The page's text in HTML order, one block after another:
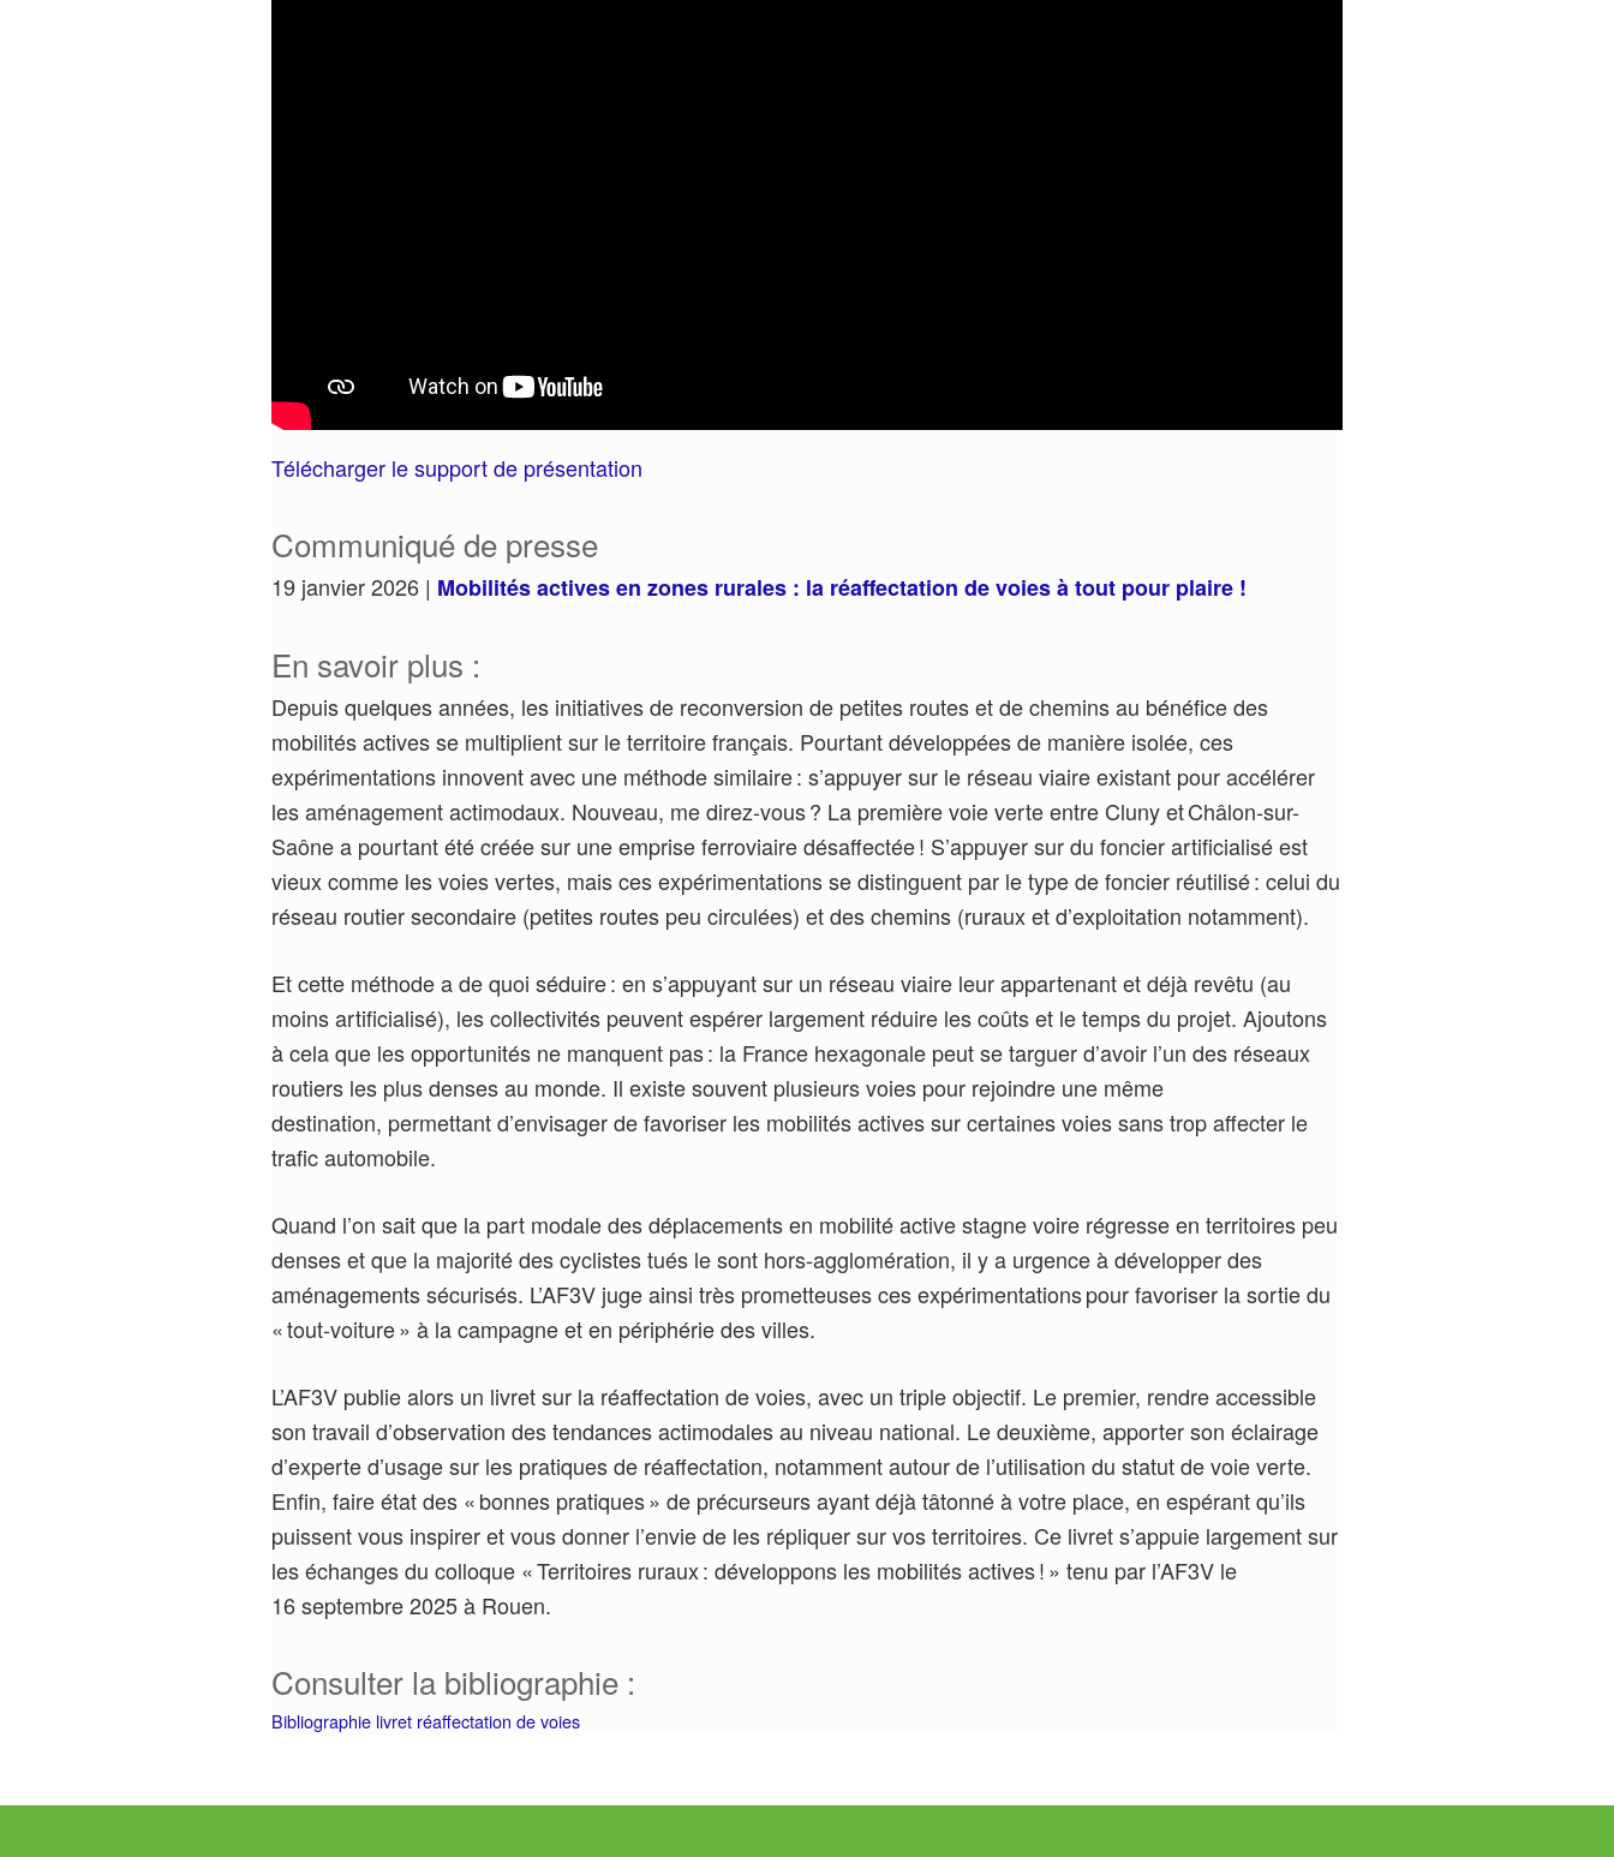
Télécharger le support de présentation
Communiqué de presse
19 janvier 2026 | Mobilités actives en zones rurales : la réaffectation de voies à tout pour plaire !
En savoir plus :
Depuis quelques années, les initiatives de reconversion de petites routes et de chemins au bénéfice des
mobilités actives se multiplient sur le territoire français. Pourtant développées de manière isolée, ces
expérimentations innovent avec une méthode similaire : s’appuyer sur le réseau viaire existant pour accélérer
les aménagement actimodaux. Nouveau, me direz-vous ? La première voie verte entre Cluny et Châlon-sur-
Saône a pourtant été créée sur une emprise ferroviaire désaffectée ! S’appuyer sur du foncier artificialisé est
vieux comme les voies vertes, mais ces expérimentations se distinguent par le type de foncier réutilisé : celui du
réseau routier secondaire (petites routes peu circulées) et des chemins (ruraux et d’exploitation notamment).
Et cette méthode a de quoi séduire : en s’appuyant sur un réseau viaire leur appartenant et déjà revêtu (au
moins artificialisé), les collectivités peuvent espérer largement réduire les coûts et le temps du projet. Ajoutons
à cela que les opportunités ne manquent pas : la France hexagonale peut se targuer d’avoir l’un des réseaux
routiers les plus denses au monde. Il existe souvent plusieurs voies pour rejoindre une même
destination, permettant d’envisager de favoriser les mobilités actives sur certaines voies sans trop affecter le
trafic automobile.
Quand l’on sait que la part modale des déplacements en mobilité active stagne voire régresse en territoires peu
denses et que la majorité des cyclistes tués le sont hors-agglomération, il y a urgence à développer des
aménagements sécurisés. L’AF3V juge ainsi très prometteuses ces expérimentations pour favoriser la sortie du
« tout-voiture » à la campagne et en périphérie des villes.
L’AF3V publie alors un livret sur la réaffectation de voies, avec un triple objectif. Le premier, rendre accessible
son travail d’observation des tendances actimodales au niveau national. Le deuxième, apporter son éclairage
d’experte d’usage sur les pratiques de réaffectation, notamment autour de l’utilisation du statut de voie verte.
Enfin, faire état des « bonnes pratiques » de précurseurs ayant déjà tâtonné à votre place, en espérant qu’ils
puissent vous inspirer et vous donner l’envie de les répliquer sur vos territoires. Ce livret s’appuie largement sur
les échanges du colloque « Territoires ruraux : développons les mobilités actives ! » tenu par l’AF3V le
16 septembre 2025 à Rouen.
Consulter la bibliographie :
Bibliographie livret réaffectation de voies